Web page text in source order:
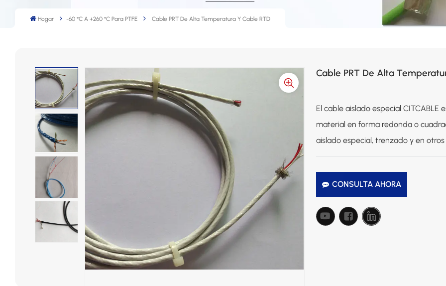
Hogar -60 °C A +260 °C Para PTFE Cable PRT De Alta Temperatura Y Cable RTD
Cable PRT De Alta
El cable aislado especial
material en forma redonda o
aislado especial, trenzado y en
CONSULTA AHORA